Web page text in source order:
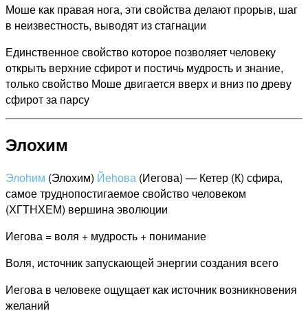
Моше как правая нога, эти свойства делают прорыв, шаг
в неизвестность, выводят из стагнации
Единственное свойство которое позволяет человеку
открыть верхние сфирот и постичь мудрость и знание,
только свойство Моше двигается вверх и вниз по древу
сфирот за парсу
Элохим
Элоhим (Элохим) Йеhова (Иегова) — Кетер (К) сфира,
самое труднопостигаемое свойство человеком
(ХГТНХЕМ) вершина эволюции
Иегова = воля + мудрость + понимание
Воля, источник запускающей энергии создания всего
Иегова в человеке ощущает как источник возникновения
желаний